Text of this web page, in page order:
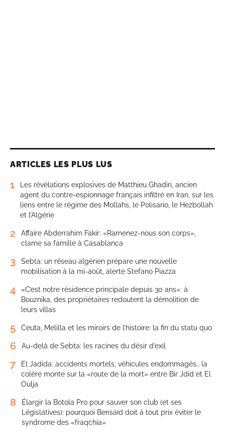
ARTICLES LES PLUS LUS
1
Les révélations explosives de Matthieu Ghadiri, ancien
agent du contre-espionnage français infiltré en Iran, sur les
liens entre le régime des Mollahs, le Polisario, le Hezbollah
et l’Algérie
2
Affaire Abderrahim Fakir: «Ramenez-nous son corps»,
clame sa famille à Casablanca
3
Sebta: un réseau algérien prépare une nouvelle
mobilisation à la mi-août, alerte Stefano Piazza
4
«C’est notre résidence principale depuis 30 ans»: à
Bouznika, des propriétaires redoutent la démolition de
leurs villas
5 Ceuta, Melilla et les miroirs de l’histoire: la fin du statu quo
6 Au-delà de Sebta: les racines du désir d’exil
7
El Jadida: accidents mortels, véhicules endommagés… la
colère monte sur la «route de la mort» entre Bir Jdid et El
Oulja
8
Élargir la Botola Pro pour sauver son club (et ses
Législatives): pourquoi Bensaïd doit à tout prix éviter le
syndrome des «fraqchia»